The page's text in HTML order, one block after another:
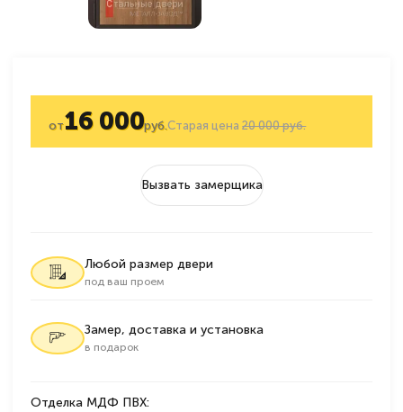
Старая цена20 000 руб.
от16 000руб.
Вызвать замерщика
Любой размер двери
под ваш проем
Замер, доставка и установка
в подарок
Отделка МДФ ПВХ: